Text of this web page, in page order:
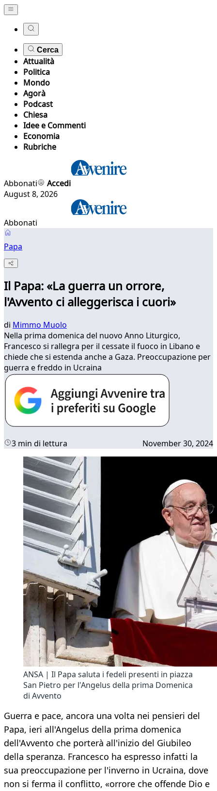
Cerca
Attualità
Politica
Mondo
Agorà
Podcast
Chiesa
Idee e Commenti
Economia
Rubriche
Abbonati
Accedi
August 8, 2026
Abbonati
Papa
Il Papa: «La guerra un orrore,
l'Avvento ci alleggerisca i cuori»
di Mimmo Muolo
Nella prima domenica del nuovo Anno Liturgico,
Francesco si rallegra per il cessate il fuoco in Libano e
chiede che si estenda anche a Gaza. Preoccupazione per
guerra e freddo in Ucraina
3 min di lettura November 30, 2024
ANSA | Il Papa saluta i fedeli presenti in piazza
San Pietro per l'Angelus della prima Domenica
di Avvento
Guerra e pace, ancora una volta nei pensieri del
Papa, ieri all'Angelus della prima domenica
dell'Avvento che porterà all'inizio del Giubileo
della speranza. Francesco ha espresso infatti la
sua preoccupazione per l'inverno in Ucraina, dove
non si ferma il conflitto, «orrore che offende Dio e